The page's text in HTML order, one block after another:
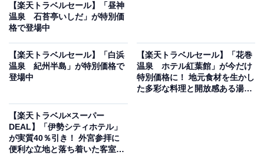
「伊豆熱川 自家源泉 おもてなしの宿 みはるや」は
現在特別価格で宿泊可能です。
【楽天トラベルセール】「昼神
温泉 石苔亭いしだ」が特別価
格で登場中
【楽天トラベルセール】「白浜
温泉 紀州半島」が特別価格で
登場中
【楽天トラベルセール】「花巻
温泉 ホテル紅葉館」が今だけ
特別価格に！ 地元食材を生かし
た多彩な料理と開放感ある湯巡
【楽天トラベル×スーパー
DEAL】「伊勢シティホテル」
が実質40％引き！ 外宮参拝に
便利な立地と落ち着いた客室で